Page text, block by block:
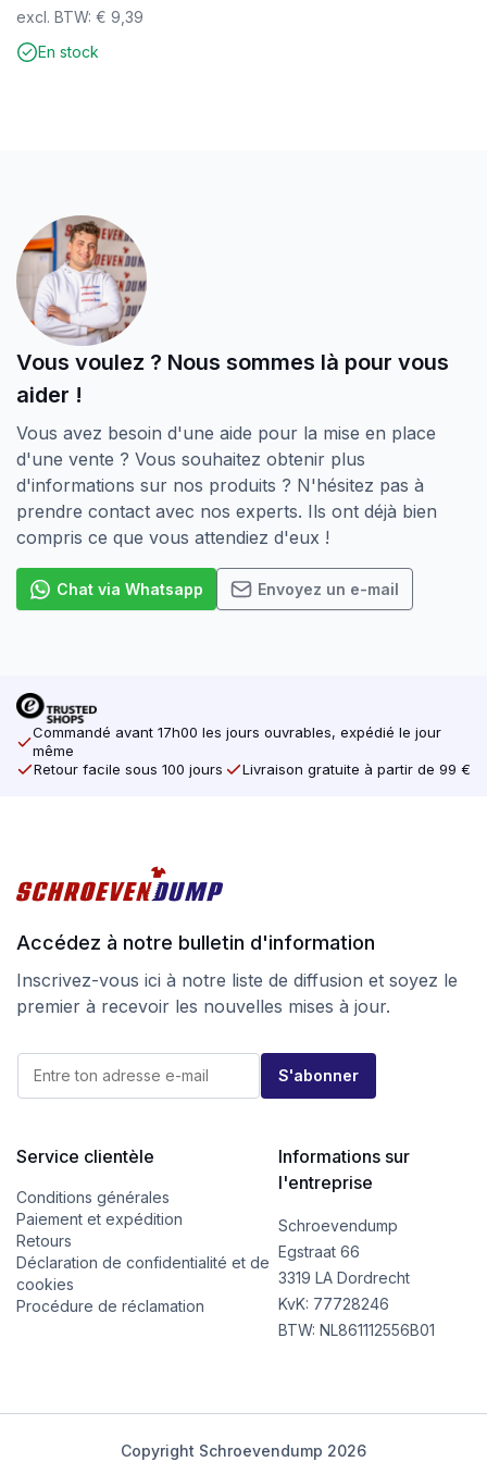
d’endommagement
Convient pour les bois tendres et durs
excl. BTW: € 9,39
En stock
Vous voulez ? Nous sommes là pour vous
aider !
Vous avez besoin d'une aide pour la mise en place
d'une vente ? Vous souhaitez obtenir plus
d'informations sur nos produits ? N'hésitez pas à
prendre contact avec nos experts. Ils ont déjà bien
compris ce que vous attendiez d'eux !
Chat via Whatsapp Envoyez un e-mail
Commandé avant 17h00 les jours ouvrables, expédié le jour
même
Retour facile sous 100 jours
Livraison gratuite à partir de 99 €
Accédez à notre bulletin d'information
Inscrivez-vous ici à notre liste de diffusion et soyez le
premier à recevoir les nouvelles mises à jour.
a
E
m
a
i
l
*
E
m
l
S'abonner
Service clientèle
Conditions générales
Paiement et expédition
Retours
Déclaration de confidentialité et de
cookies
Procédure de réclamation
Informations sur
l'entreprise
Schroevendump
Egstraat 66
3319 LA Dordrecht
KvK: 77728246
BTW: NL861112556B01
Copyright Schroevendump 2026